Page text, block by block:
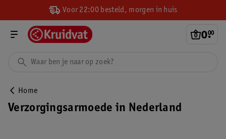
Voor 22:00 besteld, morgen in huis
0.
00
Home
Verzorgingsarmoede in Nederland